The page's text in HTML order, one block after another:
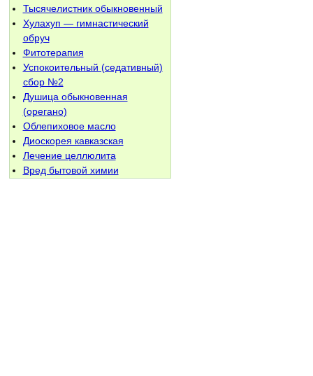
Тысячелистник обыкновенный
Хулахуп — гимнастический
обруч
Фитотерапия
Успокоительный (седативный)
сбор №2
Душица обыкновенная
(орегано)
Облепиховое масло
Диоскорея кавказская
Лечение целлюлита
Вред бытовой химии